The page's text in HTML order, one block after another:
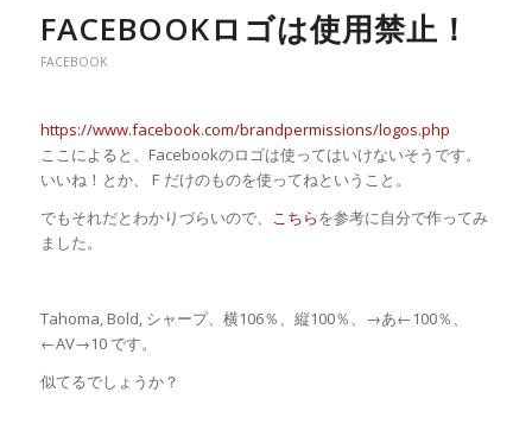
FACEBOOKロゴは使用禁止！
FACEBOOK
https://www.facebook.com/brandpermissions/logos.php
ここによると、Facebookのロゴは使ってはいけないそうです。
いいね！とか、Ｆだけのものを使ってねということ。
でもそれだとわかりづらいので、 こちらを参考に自分で作ってみ
ました。
Tahoma, Bold, シャープ、横106％、縦100％、→あ←100％、
←AV→10 です。
似てるでしょうか？